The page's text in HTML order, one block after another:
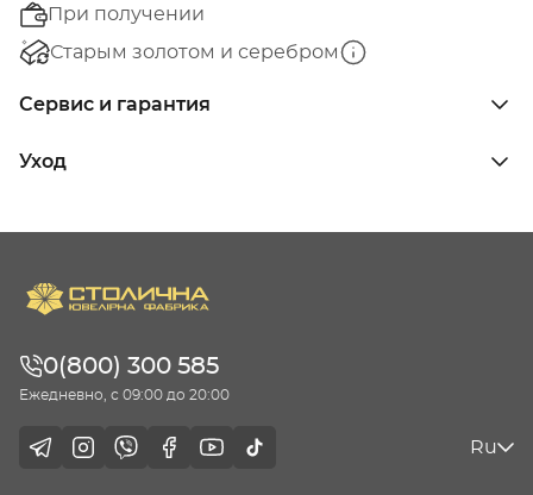
При получении
Старым золотом и серебром
Сервис и гарантия
Уход
0(800) 300 585
Ежедневно, с 09:00 до 20:00
Ru